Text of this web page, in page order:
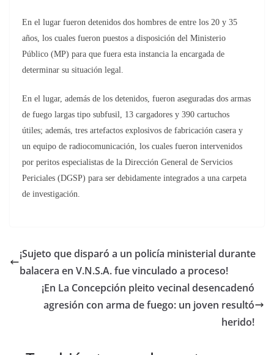
En el lugar fueron detenidos dos hombres de entre los 20 y 35
años, los cuales fueron puestos a disposición del Ministerio
Público (MP) para que fuera esta instancia la encargada de
determinar su situación legal.
En el lugar, además de los detenidos, fueron aseguradas dos armas
de fuego largas tipo subfusil, 13 cargadores y 390 cartuchos
útiles; además, tres artefactos explosivos de fabricación casera y
un equipo de radiocomunicación, los cuales fueron intervenidos
por peritos especialistas de la Dirección General de Servicios
Periciales (DGSP) para ser debidamente integrados a una carpeta
de investigación.
¡Sujeto que disparó a un policía ministerial durante
balacera en V.N.S.A. fue vinculado a proceso!
¡En La Concepción pleito vecinal desencadenó
agresión con arma de fuego: un joven resultó
herido!